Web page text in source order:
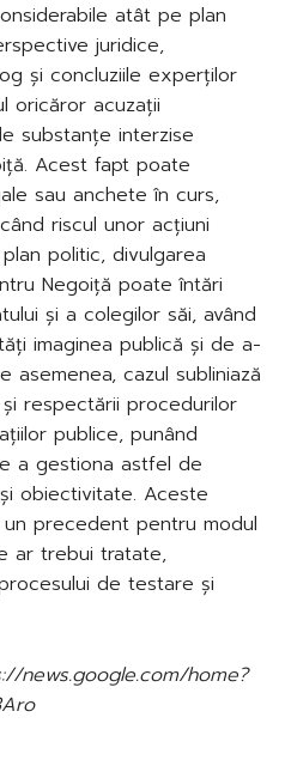
atât pe plan
juridice,
și concluziile experților
oricăror acuzații
substanțe interzise
Acest fapt poate
sau anchete în curs,
riscul unor acțiuni
politic, divulgarea
Negoiță poate întări
și a colegilor săi, având
imaginea publică și de a-
asemenea, cazul subliniază
respectării procedurilor
publice, punând
a gestiona astfel de
obiectivitate. Aceste
precedent pentru modul
ar trebui tratate,
de testare și
news.google.com/home?